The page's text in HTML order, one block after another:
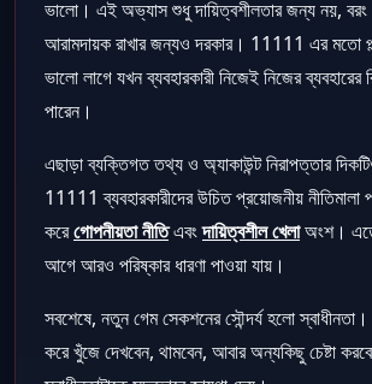
ভালো। এই অভ্যাস শুধু দায়িত্বশীলতার জন্য নয়, বরং
আরামদায়ক রাখার জন্যও দরকার। 11111 এর মতো
ভালো লাগে যখন ব্যবহারকারী নিজেই নিজের ব্যবহারের
পারেন।
এছাড়া ব্যক্তিগত তথ্য ও অ্যাকাউন্ট নিরাপত্তার
11111 ব্যবহারকারীদের উচিত প্রয়োজনীয় নীতিমালা
করেগোপনীয়তা নীতিএবংদায়িত্বশীল খেলাঅংশ। এতে
আগে আরও পরিষ্কার ধারণা পাওয়া যায়।
সবশেষে, নতুন গেম সেকশনের সৌন্দর্য হলো
করে খুঁজে দেখবেন, থামবেন, আবার অন্যকিছু চেষ্টা